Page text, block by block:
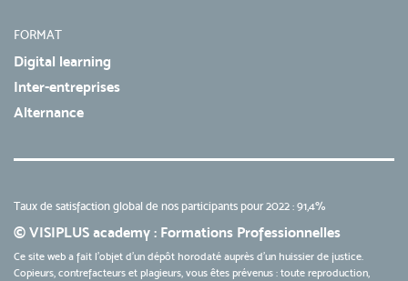
FORMAT
Digital learning
Inter-entreprises
Alternance
Taux de satisfaction global de nos participants pour 2022 : 91,4%
© VISIPLUS academy : Formations Professionnelles
Ce site web a fait l'objet d'un dépôt horodaté auprès d'un huissier de justice.
Copieurs, contrefacteurs et plagieurs, vous êtes prévenus : toute reproduction,